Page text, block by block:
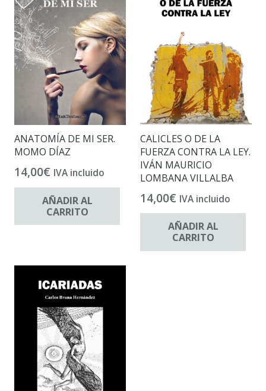
ANATOMÍA DE MI SER.
MOMO DÍAZ
14,00€ IVA incluido
AÑADIR AL
CARRITO
CALICLES O DE LA
FUERZA CONTRA LA LEY.
IVÁN MAURICIO
LOMBANA VILLALBA
14,00€ IVA incluido
AÑADIR AL
CARRITO